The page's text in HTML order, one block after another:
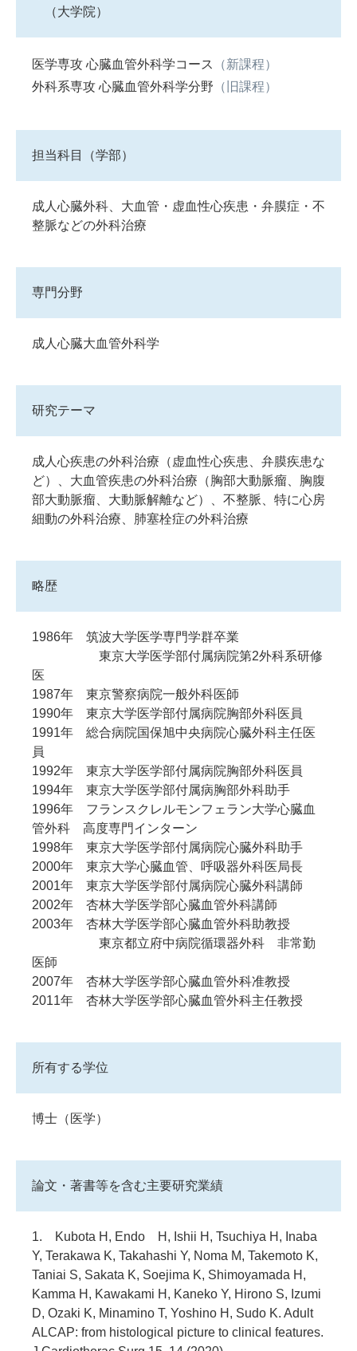
（大学院）
医学専攻 心臓血管外科学コース
（新課程）
外科系専攻 心臓血管外科学分野 （旧課程）
担当科目（学部）
成人心臓外科、大血管・虚血性心疾患・弁膜症・不
整脈などの外科治療
専門分野
成人心臓大血管外科学
研究テーマ
成人心疾患の外科治療（虚血性心疾患、弁膜疾患な
ど）、大血管疾患の外科治療（胸部大動脈瘤、胸腹
部大動脈瘤、大動脈解離など）、不整脈、特に心房
細動の外科治療、肺塞栓症の外科治療
略歴
1986年 筑波大学医学専門学群卒業
東京大学医学部付属病院第2外科系研修
医
1987年 東京警察病院一般外科医師
1990年 東京大学医学部付属病院胸部外科医員
1991年 総合病院国保旭中央病院心臓外科主任医
員
1992年 東京大学医学部付属病院胸部外科医員
1994年 東京大学医学部付属病胸部外科助手
1996年 フランスクレルモンフェラン大学心臓血
管外科 高度専門インターン
1998年 東京大学医学部付属病院心臓外科助手
2000年 東京大学心臓血管、呼吸器外科医局長
2001年 東京大学医学部付属病院心臓外科講師
2002年 杏林大学医学部心臓血管外科講師
2003年 杏林大学医学部心臓血管外科助教授
東京都立府中病院循環器外科 非常勤
医師
2007年 杏林大学医学部心臓血管外科准教授
2011年 杏林大学医学部心臓血管外科主任教授
所有する学位
博士（医学）
論文・著書等を含む主要研究業績
1. Kubota H, Endo H, Ishii H, Tsuchiya H, Inaba
Y, Terakawa K, Takahashi Y, Noma M, Takemoto K,
Taniai S, Sakata K, Soejima K, Shimoyamada H,
Kamma H, Kawakami H, Kaneko Y, Hirono S, Izumi
D, Ozaki K, Minamino T, Yoshino H, Sudo K. Adult
ALCAP: from histological picture to clinical features.